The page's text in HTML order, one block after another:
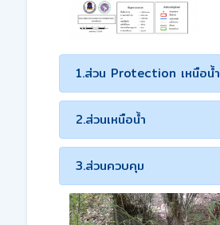
1.ส่วน Protection เหนือน้ำ
2.ส่วนเหนือน้ำ
3.ส่วนควบคุม